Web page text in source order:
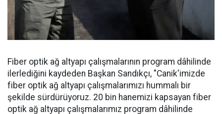
Fiber optik ağ altyapı çalışmalarının program dâhilinde
ilerlediğini kaydeden Başkan Sandıkçı, "Canik'imizde
fiber optik ağ altyapı çalışmalarımızı hummalı bir
şekilde sürdürüyoruz. 20 bin hanemizi kapsayan fiber
optik ağ altyapı çalışmalarımız program dâhilinde